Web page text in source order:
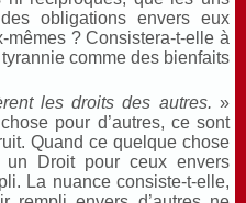
obligations envers eux
? Consistera-t-elle à
comme des bienfaits
les droits des autres. »
pour d’autres, ce sont
Quand ce quelque chose
Droit pour ceux envers
La nuance consiste-t-elle,